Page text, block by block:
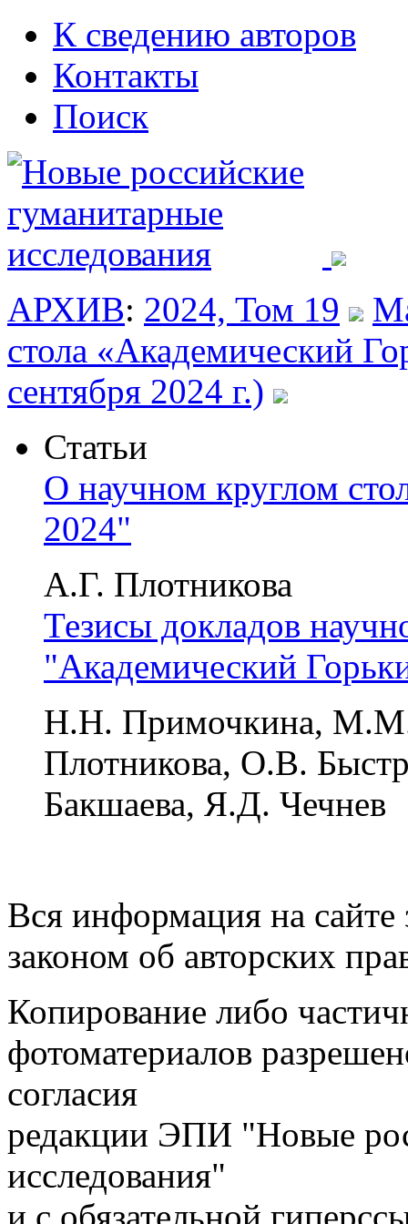
К сведению авторов
Контакты
Поиск
АРХИВ: 2024, Том 19
стола «Академический
сентября 2024 г.)
Статьи
О научном круглом
2024"
А.Г. Плотникова
Тезисы докладов
"Академический
Н.Н. Примочкина, М.М.
Плотникова, О.В.
Бакшаева, Я.Д. Чечнев
Вся информация на
законом об авторских
Копирование либо
фотоматериалов
согласия
редакции ЭПИ "Новые
исследования"